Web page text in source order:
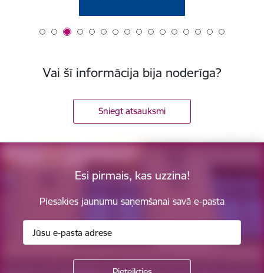
Vai šī informācija bija noderīga?
Sniegt atsauksmi
Esi pirmais, kas uzzina!
Piesakies jaunumu saņemšanai savā e-pasta